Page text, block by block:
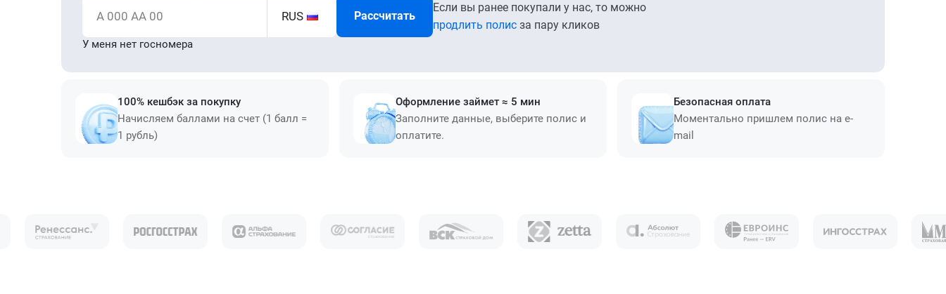
А 000 АА 00 RUS Рассчитать
Если вы ранее покупали у нас, то можно
продлить полис за пару кликов
У меня нет госномера
100% кешбэк за покупку
Начисляем баллами на счет (1 балл =
1 рубль)
Оформление займет ≈ 5 мин
Заполните данные, выберите полис и
оплатите.
Безопасная оплата
Моментально пришлем полис на e-
mail